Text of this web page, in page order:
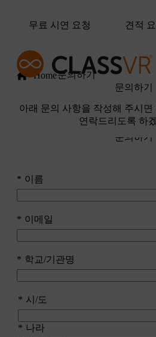
무료 시연 요청 견적
Home문의하기
문의하기
아래 문의 사항을 작성해 주시면
연락드리도록 하
문의하기
이름
이메일
학교/기관명
시/도
나라